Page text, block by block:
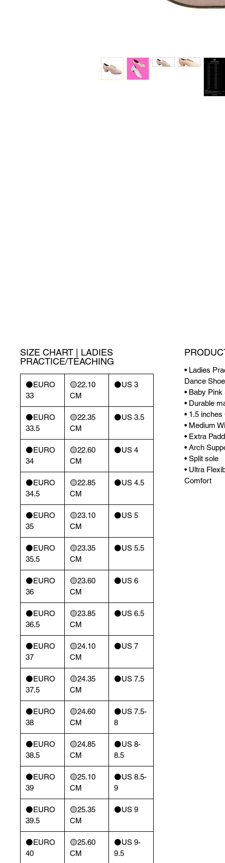
SIZE CHART | LADIES
PRACTICE/TEACHING
⚫️EURO
33
🟡22.10
CM
⚫️US 3
⚫️EURO
33.5
🟡22.35
CM
⚫️US 3.5
⚫️EURO
34
🟡22.60
CM
⚫️US 4
⚫️EURO
34.5
🟡22.85
CM
⚫️US 4.5
⚫️EURO
35
🟡23.10
CM
⚫️US 5
⚫️EURO
35.5
🟡23.35
CM
⚫️US 5.5
⚫️EURO
36
🟡23.60
CM
⚫️US 6
⚫️EURO
36.5
🟡23.85
CM
⚫️US 6.5
⚫️EURO
37
🟡24.10
CM
⚫️US 7
⚫️EURO
37.5
🟡24.35
CM
⚫️US 7.5
⚫️EURO
38
🟡24.60
CM
⚫️US 7.5-
8
⚫️EURO
38.5
🟡24.85
CM
⚫️US 8-
8.5
⚫️EURO
39
🟡25.10
CM
⚫️US 8.5-
9
⚫️EURO
39.5
🟡25.35
CM
⚫️US 9
⚫️EURO
40
🟡25.60
CM
⚫️US 9-
9.5
• Ladies
Dance
• Baby Pink
• Durable
• 1.5
• Medium
• Extra
• Arch
• Split sole
• Ultra
Comfort